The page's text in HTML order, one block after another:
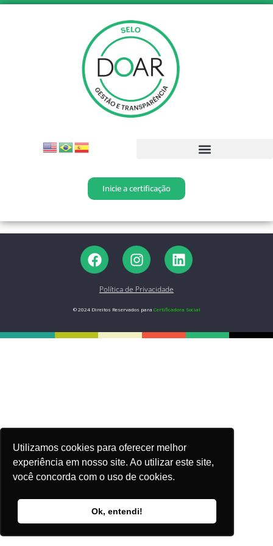
Utilizamos cookies para oferecer melhor
experiência em nosso site. Ao utilizar este site,
você concorda com o uso de cookies.
Ok, entendi!
Inicie a certificação
Política de Privacidade
© 2024 Direitos Reservados para Certificadora Social